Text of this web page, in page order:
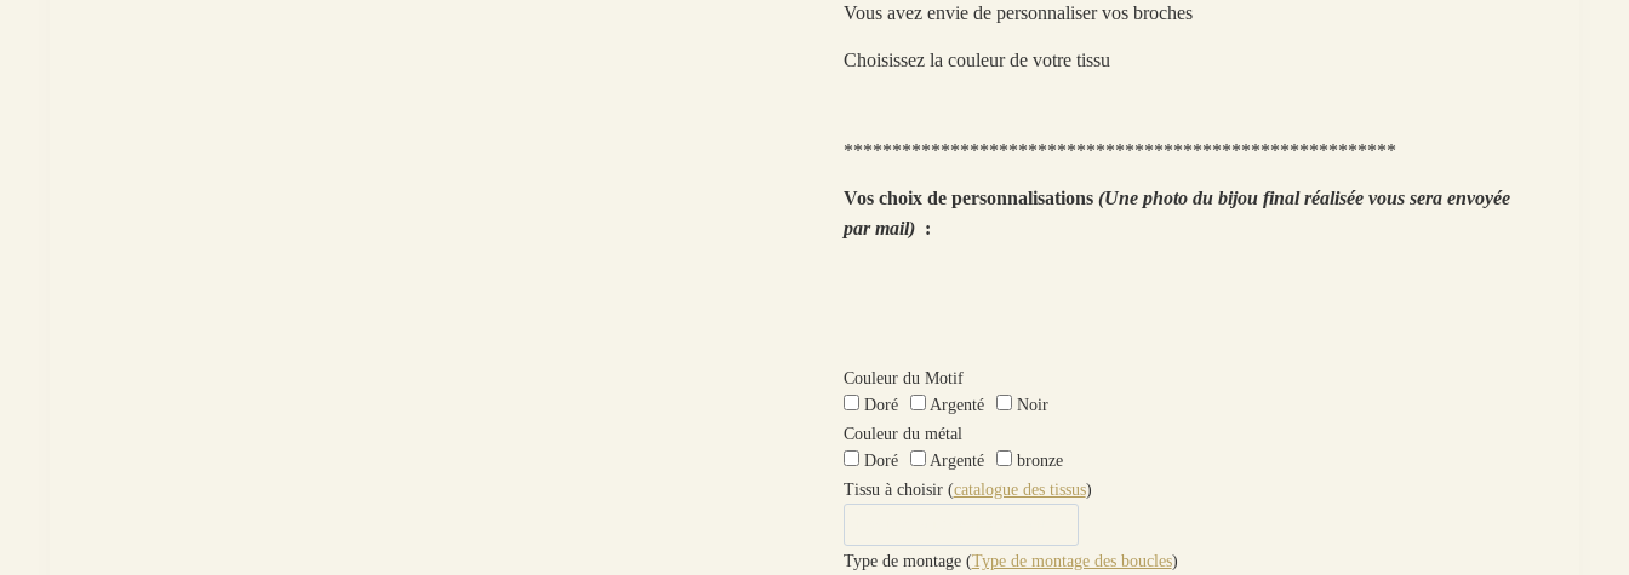
Vous avez envie de personnaliser vos broches
Choisissez la couleur de votre tissu
*********************************************************
Vos choix de personnalisations (Une photo du bijou final réalisée vous sera envoyée
par mail):
Couleur du Motif
Doré
Argenté
Noir
Couleur du métal
Doré
Argenté
bronze
Tissu à choisir (catalogue des tissus)
Type de montage (Type de montage des boucles)